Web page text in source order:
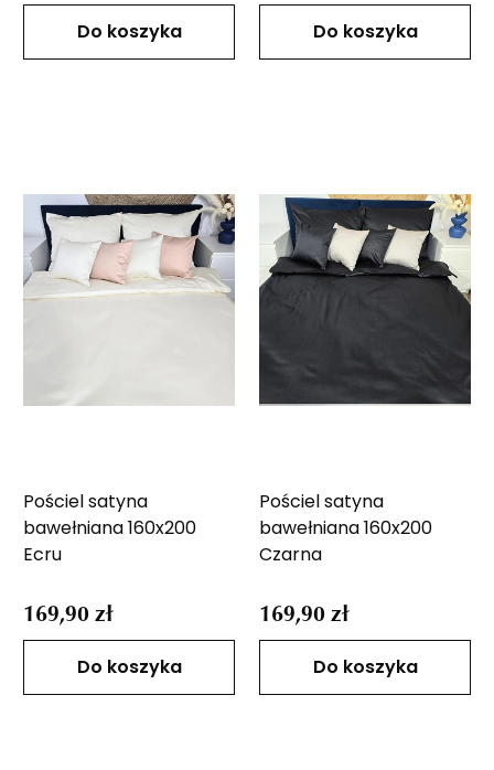
Do koszyka Do koszyka
Pościel satyna
bawełniana 160x200
Ecru
169,90 zł
Do koszyka
Pościel satyna
bawełniana 160x200
Czarna
169,90 zł
Do koszyka